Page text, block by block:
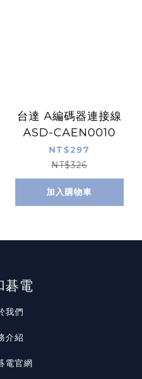
台達 A編碼器連接線
ASD-CAEN0010
NT$297
NT$326
加入購物車
碁電
我們
介紹
電官網